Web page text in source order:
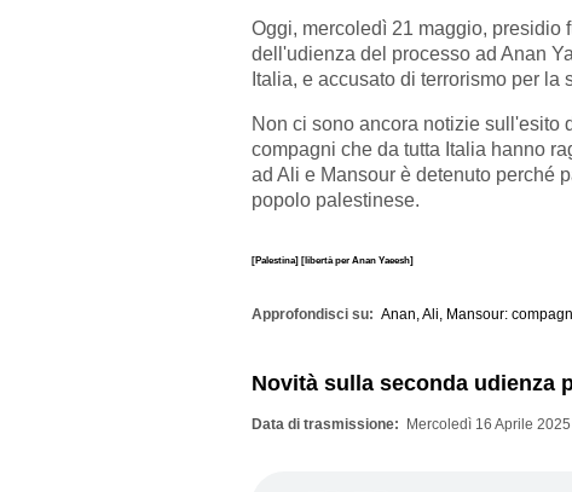
Oggi, mercoledì 21 maggio,
dell'udienza del processo ad Anan
Italia, e accusato di terrorismo per
Non ci sono ancora notizie sull'esito
compagni che da tutta Italia hanno
ad Ali e Mansour è detenuto perché
popolo palestinese.
[Palestina] [libertà per Anan Yaeesh]
Approfondisci su Anan, Ali, Mansour:
Novità sulla seconda udienza
Data di trasmissione Mercoledì 16 Aprile